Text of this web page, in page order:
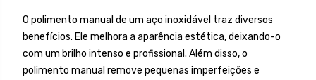
O polimento manual de um aço inoxidável traz diversos
benefícios. Ele melhora a aparência estética, deixando-o
com um brilho intenso e profissional. Além disso, o
polimento manual remove pequenas imperfeições e